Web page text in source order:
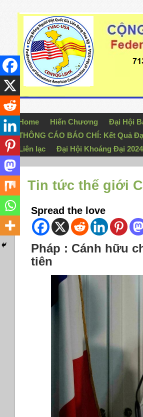
Home Hiến Chương Đại Hội
THÔNG CÁO BÁO CHÍ: Kết Quả
Liên lạc
Đại Hội Khoáng Đại
Tin tức thế giới
Spread the love
Pháp : Cánh hữu
tiên